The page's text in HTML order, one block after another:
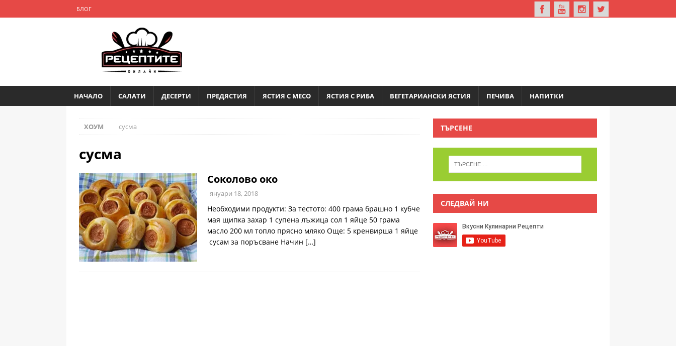
БЛОГ
НАЧАЛО САЛАТИ ДЕСЕРТИ ПРЕДЯСТИЯ ЯСТИЯ С МЕСО ЯСТИЯ С РИБА ВЕГЕТАРИАНСКИ ЯСТИЯ ПЕЧИВА НАПИТКИ
ХОУМ сусма
сусма
Соколово око
януари 18, 2018
Необходими продукти: За тестото: 400 грама брашно 1 кубче
мая щипка захар 1 супена лъжица сол 1 яйце 50 грама
масло 200 мл топло прясно мляко Още: 5 кренвирша 1 яйце
сусам за поръсване Начин […]
ТЪРСЕНЕ
СЛЕДВАЙ НИ